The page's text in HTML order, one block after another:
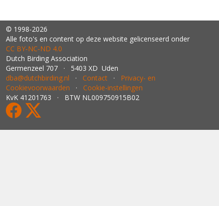
© 1998-2026
Alle foto's en content op deze website gelicenseerd onder
CC BY‑NC‑ND 4.0
Dutch Birding Association
Germenzeel 707 · 5403 XD Uden
dba@dutchbirding.nl · Contact · Privacy- en
Cookievoorwaarden · Cookie-instellingen
KvK 41201763 · BTW NL009750915B02